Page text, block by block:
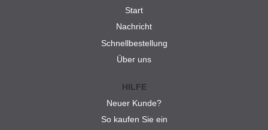
Start
Nachricht
Schnellbestellung
Über uns
HILFE
Neuer Kunde?
So kaufen Sie ein